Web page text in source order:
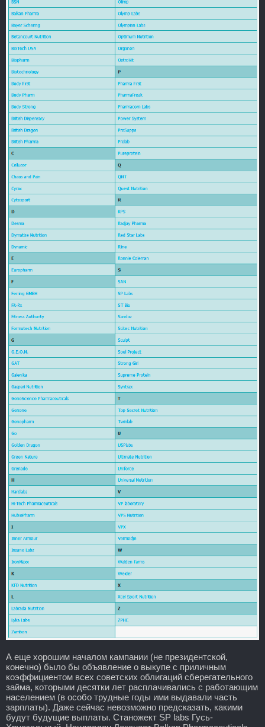
А еще хорошим началом кампании (не президентской,
конечно) было бы объявление о выкупе с приличным
коэффициентом всех советских облигаций сберегательного
займа, которыми десятки лет расплачивались с работающим
населением (в особо трудные годы ими выдавали часть
зарплаты). Даже сейчас невозможно предсказать, какими
будут будущие выплаты. Станожект SP labs Гусь-